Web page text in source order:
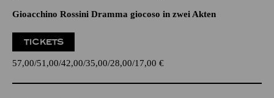
Gioacchino Rossini Dramma giocoso in zwei Akten
TICKETS
57,00 51,00 42,00 35,00 28,00 17,00 €